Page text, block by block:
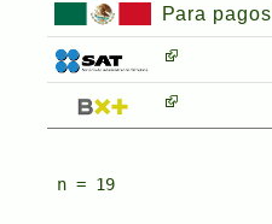
Para pagos
n = 19